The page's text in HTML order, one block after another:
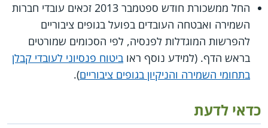
החל ממשכורת חודש ספטמבר 2013 זכאים עובדי חברות
השמירה ואבטחה העובדים בפועל בגופים ציבוריים
להפרשות המוגדלות לפנסיה, לפי הסכומים שמורטים
בראש הדף. (למידע נוסף ראו ביטוח פנסיוני לעובדי קבלן
בתחומי השמירה והניקיון בגופים ציבוריים).
כדאי לדעת